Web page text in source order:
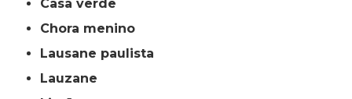
casa verde
chora menino
lausane paulista
lauzane